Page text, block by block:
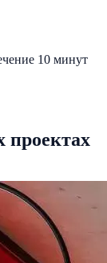
10 минут
проектах